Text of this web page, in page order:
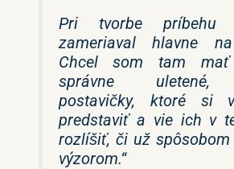
Pri tvorbe príbehu
zameriaval hlavne
Chcel som tam
správne uletené,
postavičky, ktoré si
predstaviť a vie ich v
rozlíšiť, či už
výzorom.“